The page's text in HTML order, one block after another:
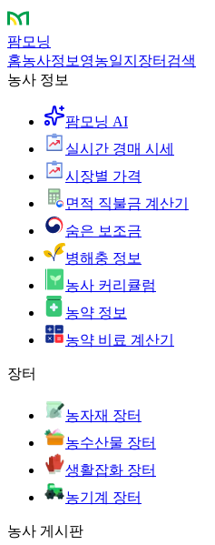
팜모닝
홈농사정보 영농일지 장터 검색
농사 정보
팜모닝 AI
실시간 경매 시세
시장별 가격
면적 직불금 계산기
숨은 보조금
병해충 정보
농사 커리큘럼
농약 정보
농약 비료 계산기
장터
농자재 장터
농수산물 장터
생활잡화 장터
농기계 장터
농사 게시판